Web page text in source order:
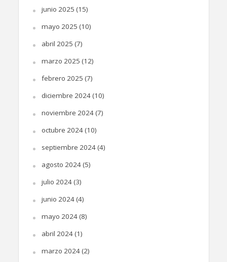
junio 2025 (15)
mayo 2025 (10)
abril 2025 (7)
marzo 2025 (12)
febrero 2025 (7)
diciembre 2024(10)
noviembre 2024(7)
octubre 2024(10)
septiembre 2024(4)
agosto 2024(5)
julio 2024(3)
junio 2024(4)
mayo 2024(8)
abril 2024(1)
marzo 2024(2)